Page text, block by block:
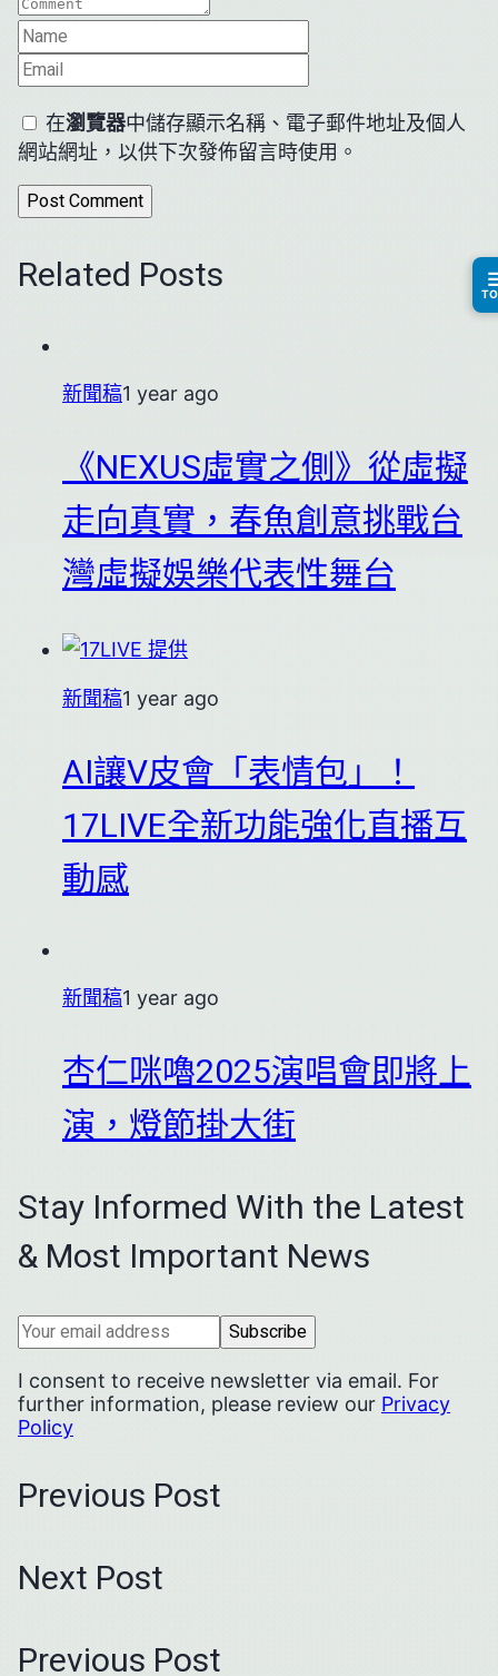
在瀏覽器中儲存顯示名稱、電子郵件地址及個人
網站網址，以供下次發佈留言時使用。
Related Posts
新聞稿1 year ago
《NEXUS虛實之側》從虛擬
走向真實，春魚創意挑戰台
灣虛擬娛樂代表性舞台
新聞稿1 year ago
AI讓V皮會「表情包」！
17LIVE全新功能強化直播互
動感
新聞稿1 year ago
杏仁咪嚕2025演唱會即將上
演，燈節掛大街
Stay Informed With the Latest
& Most Important News
I consent to receive newsletter via email. For
further information, please review our Privacy
Policy
Previous Post
Next Post
Previous Post